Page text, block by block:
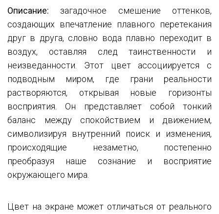
Описание: загадочное смешение оттенков,
создающих впечатление плавного перетекания
друг в друга, словно вода плавно переходит в
воздух, оставляя след таинственности и
неизведанности. Этот цвет ассоциируется с
подводным миром, где грани реальности
растворяются, открывая новые горизонты
восприятия. Он представляет собой тонкий
баланс между спокойствием и движением,
символизируя внутренний поиск и изменения,
происходящие незаметно, постепенно
преобразуя наше сознание и восприятие
окружающего мира.
Цвет на экране может отличаться от реального